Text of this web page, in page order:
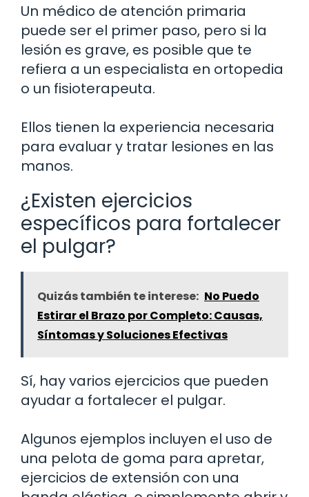
Un médico de atención primaria
puede ser el primer paso, pero si la
lesión es grave, es posible que te
refiera a un especialista en ortopedia
o un fisioterapeuta.
Ellos tienen la experiencia necesaria
para evaluar y tratar lesiones en las
manos.
¿Existen ejercicios
específicos para fortalecer
el pulgar?
Quizás también te interese: No Puedo
Estirar el Brazo por Completo: Causas,
Síntomas y Soluciones Efectivas
Sí, hay varios ejercicios que pueden
ayudar a fortalecer el pulgar.
Algunos ejemplos incluyen el uso de
una pelota de goma para apretar,
ejercicios de extensión con una